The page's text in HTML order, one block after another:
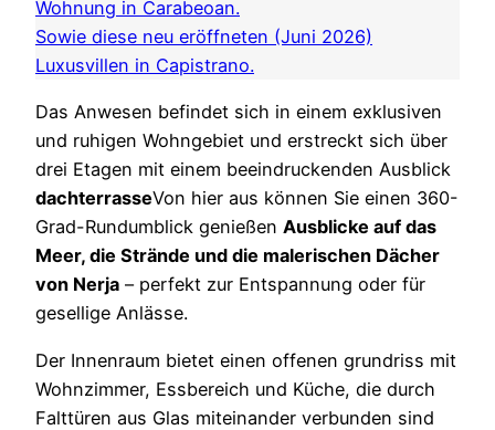
Wohnung in Carabeoan.
Sowie diese neu eröffneten (Juni 2026)
Luxusvillen in Capistrano.
Das Anwesen befindet sich in einem exklusiven
und ruhigen Wohngebiet und erstreckt sich über
drei Etagen mit einem beeindruckenden Ausblick
dachterrasseVon hier aus können Sie einen 360-
Grad-Rundumblick genießen Ausblicke auf das
Meer, die Strände und die malerischen Dächer
von Nerja – perfekt zur Entspannung oder für
gesellige Anlässe.
Der Innenraum bietet einen offenen grundriss mit
Wohnzimmer, Essbereich und Küche, die durch
Falttüren aus Glas miteinander verbunden sind